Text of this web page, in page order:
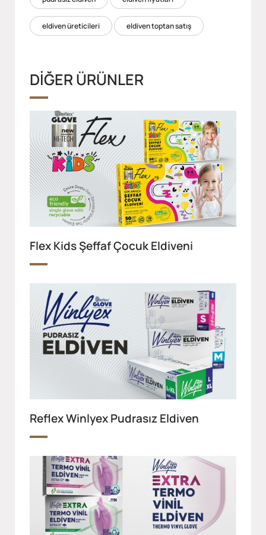
eldiven üreticileri eldiven toptan satış
DİĞER ÜRÜNLER
Flex Kids Şeffaf Çocuk Eldiveni
Reflex Winlyex Pudrasız Eldiven